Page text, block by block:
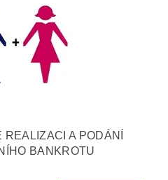
REALIZACI A PODÁNÍ
BANKROTU